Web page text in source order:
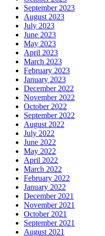
September 2023
August 2023
July 2023
June 2023
May 2023
April 2023
March 2023
February 2023
January 2023
December 2022
November 2022
October 2022
September 2022
August 2022
July 2022
June 2022
May 2022
April 2022
March 2022
February 2022
January 2022
December 2021
November 2021
October 2021
September 2021
August 2021